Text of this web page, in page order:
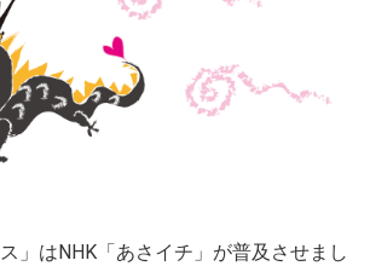
」はNHK「あさイチ」が普及させまし